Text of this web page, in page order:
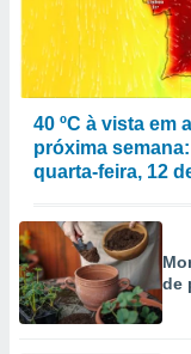
40 ºC à vista em
próxima
quarta-feira, 12
de